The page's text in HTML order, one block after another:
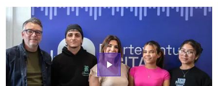
play_arrow